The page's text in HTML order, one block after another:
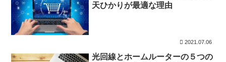
天ひかりが最適な理由
2021.07.06
光回線とホームルーターの５つの